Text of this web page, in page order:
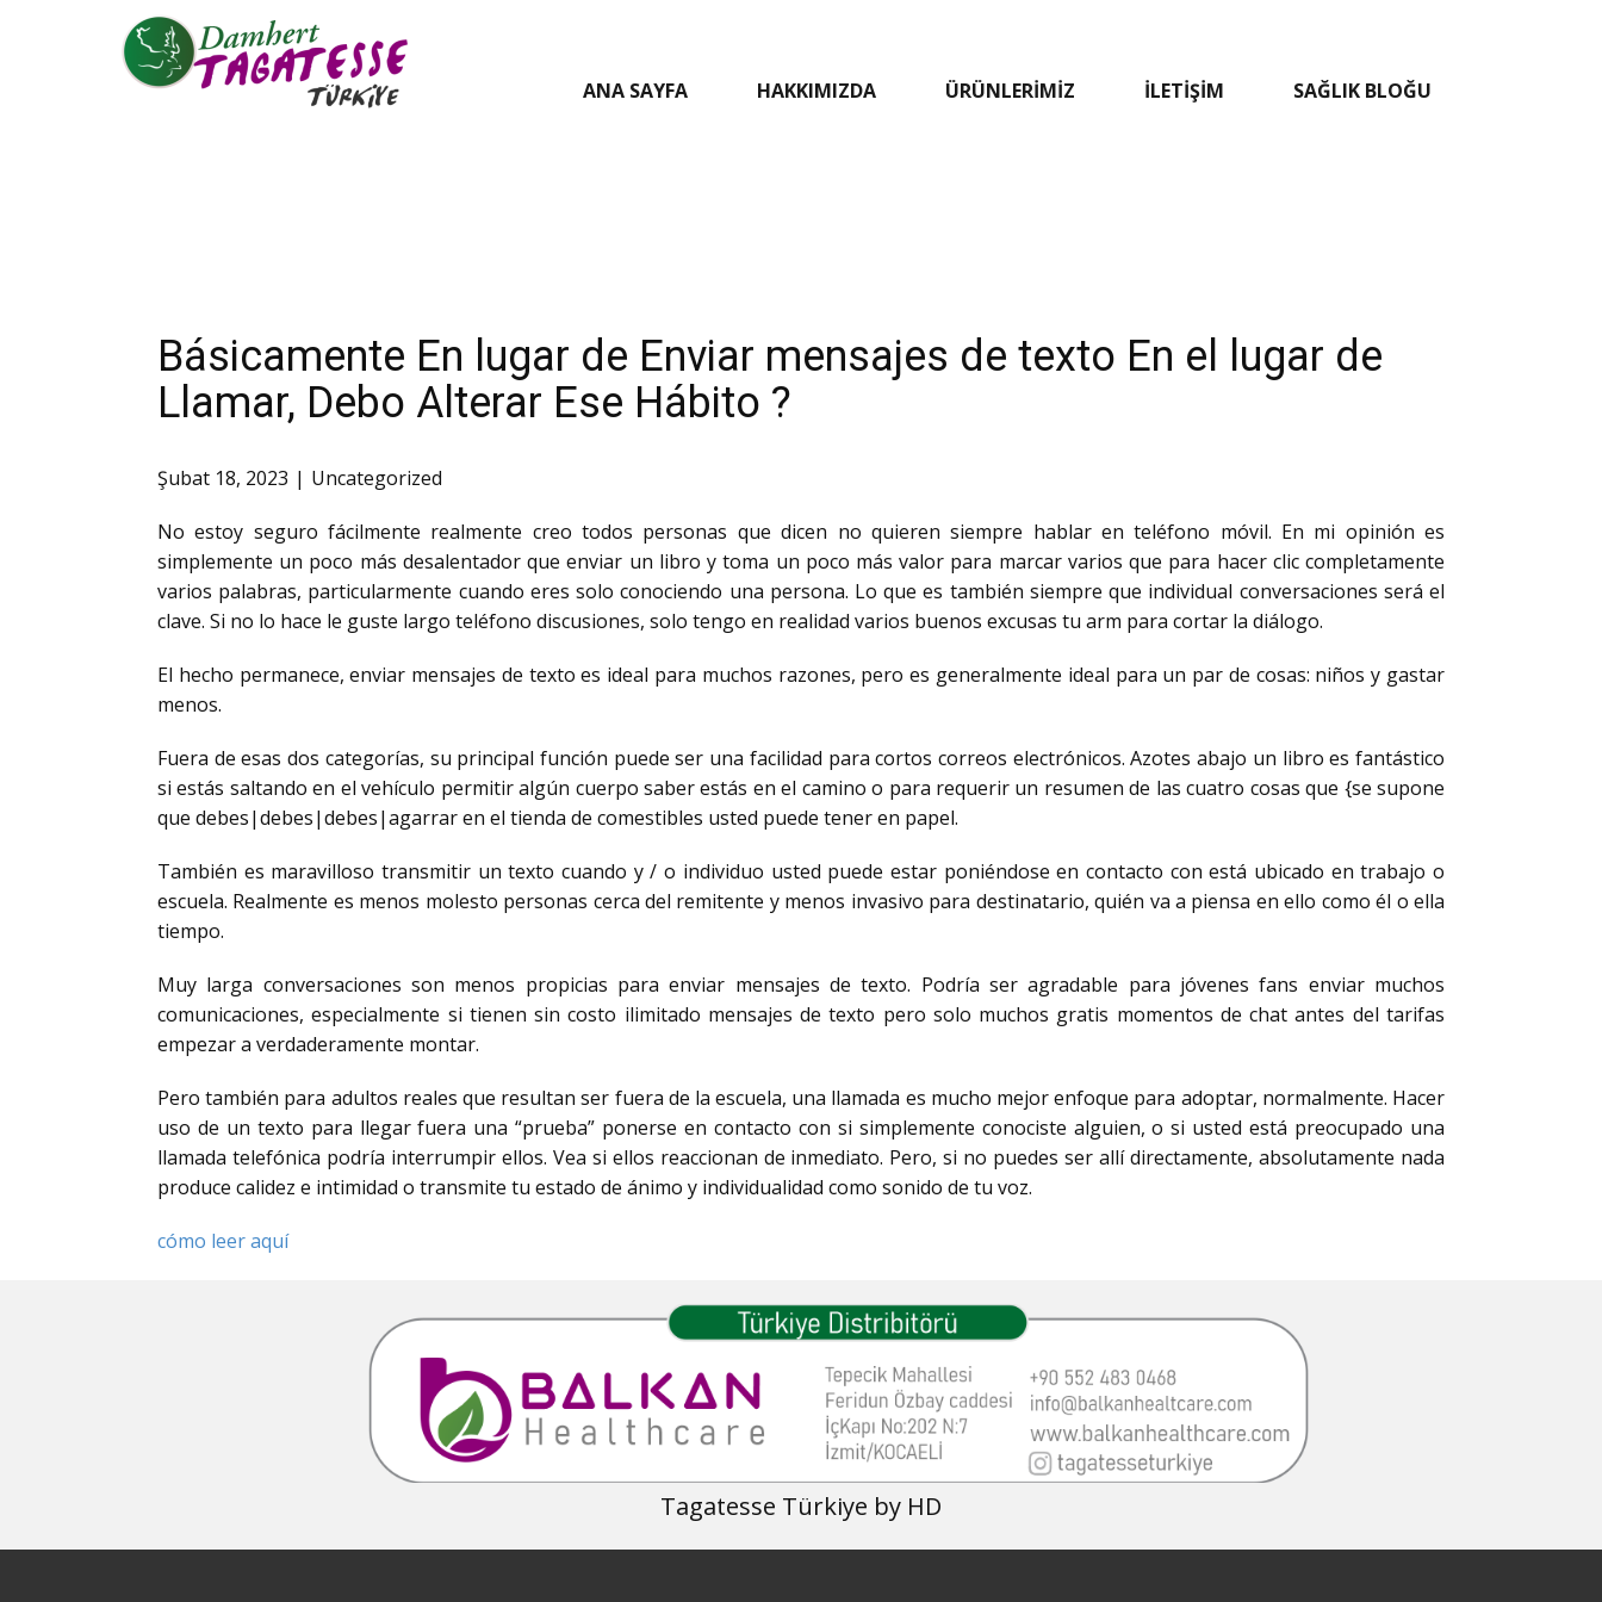
ANA SAYFA HAKKIMIZDA ÜRÜNLERIMIZ İLETIŞIM SAĞLIK BLOĞU
Básicamente En lugar de Enviar mensajes de texto En el lugar de
Llamar, Debo Alterar Ese Hábito ?
Şubat 18, 2023 Uncategorized
No estoy seguro fácilmente realmente creo todos personas que dicen no quieren siempre hablar en teléfono móvil. En mi opinión es
simplemente un poco más desalentador que enviar un libro y toma un poco más valor para marcar varios que para hacer clic completamente
varios palabras, particularmente cuando eres solo conociendo una persona. Lo que es también siempre que individual conversaciones será el
clave. Si no lo hace le guste largo teléfono discusiones, solo tengo en realidad varios buenos excusas tu arm para cortar la diálogo.
El hecho permanece, enviar mensajes de texto es ideal para muchos razones, pero es generalmente ideal para un par de cosas: niños y gastar
menos.
Fuera de esas dos categorías, su principal función puede ser una facilidad para cortos correos electrónicos. Azotes abajo un libro es fantástico
si estás saltando en el vehículo permitir algún cuerpo saber estás en el camino o para requerir un resumen de las cuatro cosas que {se supone
que debes|debes|debes|agarrar en el tienda de comestibles usted puede tener en papel.
También es maravilloso transmitir un texto cuando y / o individuo usted puede estar poniéndose en contacto con está ubicado en trabajo o
escuela. Realmente es menos molesto personas cerca del remitente y menos invasivo para destinatario, quién va a piensa en ello como él o ella
tiempo.
Muy larga conversaciones son menos propicias para enviar mensajes de texto. Podría ser agradable para jóvenes fans enviar muchos
comunicaciones, especialmente si tienen sin costo ilimitado mensajes de texto pero solo muchos gratis momentos de chat antes del tarifas
empezar a verdaderamente montar.
Pero también para adultos reales que resultan ser fuera de la escuela, una llamada es mucho mejor enfoque para adoptar, normalmente. Hacer
uso de un texto para llegar fuera una “prueba” ponerse en contacto con si simplemente conociste alguien, o si usted está preocupado una
llamada telefónica podría interrumpir ellos. Vea si ellos reaccionan de inmediato. Pero, si no puedes ser allí directamente, absolutamente nada
produce calidez e intimidad o transmite tu estado de ánimo y individualidad como sonido de tu voz.
cómo leer aquí
Tagatesse Türkiye by HD